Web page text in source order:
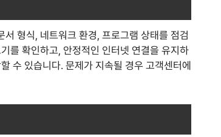
형식, 네트워크 환경, 프로그램 상태를 점검
를 확인하고, 안정적인 인터넷 연결을 유지하
수 있습니다. 문제가 지속될 경우 고객센터에